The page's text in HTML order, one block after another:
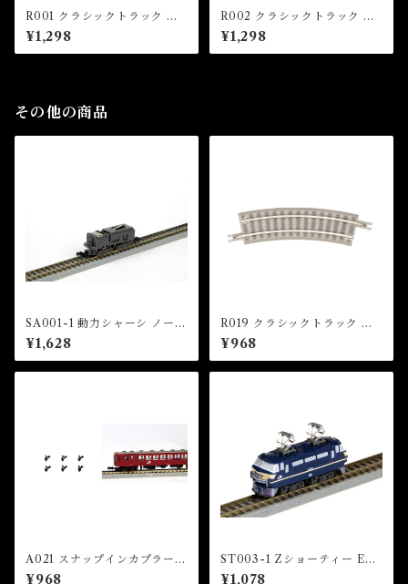
R001 クラシックトラック 直
線レール 110mm(4本入) (CL
ASSIC TRACK Straight Tra
ck 110mm x 4 pcs)
¥1,298
R002 クラシックトラック 曲
線レール R195-45°(4本入) (C
LASSIC TRACK Curved Tr
ack R195mm 45 ° x 4 pcs)
¥1,298
その他の商品
SA001-1 動力シャーシ ノーマ
ルタイプ (Z SHORTY Powe
r Chassis (Normal Type))
¥1,628
R019 クラシックトラック 曲
線レール R127-26°(2本入) (C
LASSIC TRACK Curved Tr
ack R127mm 26 ° x 2 pcs)
¥968
A021 スナップインカプラー
ヨーロッパ型カプラーセット
¥968
ST003-1 Zショーティー EF6
6 電気機関車 ( Z SHORTY E
¥1,078